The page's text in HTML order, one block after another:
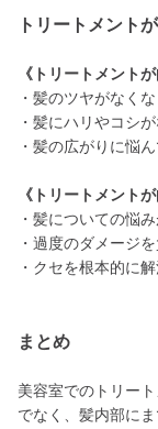
トリートメント
《トリートメント
・髪のツヤがなく
・髪にハリやコシ
・髪の広がりに悩
《トリートメント
・髪についての悩
・過度のダメージ
・クセを根本的に
まとめ
美容室でのトリー
でなく、髪内部に